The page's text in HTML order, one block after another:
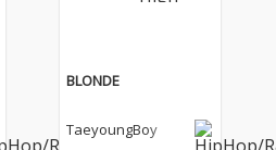
から街に戻ってきたよ
うなアーパンな雰囲気
望を感じさせる。
BLONDE
TaeyoungBoy